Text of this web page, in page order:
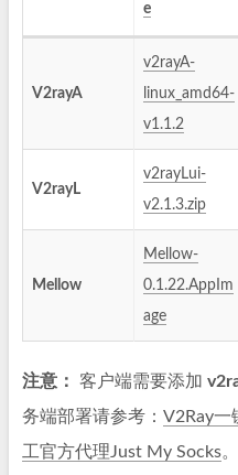
e
V2rayA
v2rayA-
linux_amd64-
v1.1.2
V2rayL
v2rayLui-
v2.1.3.zip
Mellow
Mellow-
0.1.22.AppIm
age
注意： 客户端需要添加
务端部署请参考： V2Ray一
工官方代理Just My Socks